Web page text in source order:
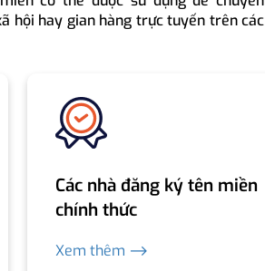
hội hay gian hàng trực tuyến trên các
Các nhà đăng ký tên miền
chính thức
Xem thêm ⟶